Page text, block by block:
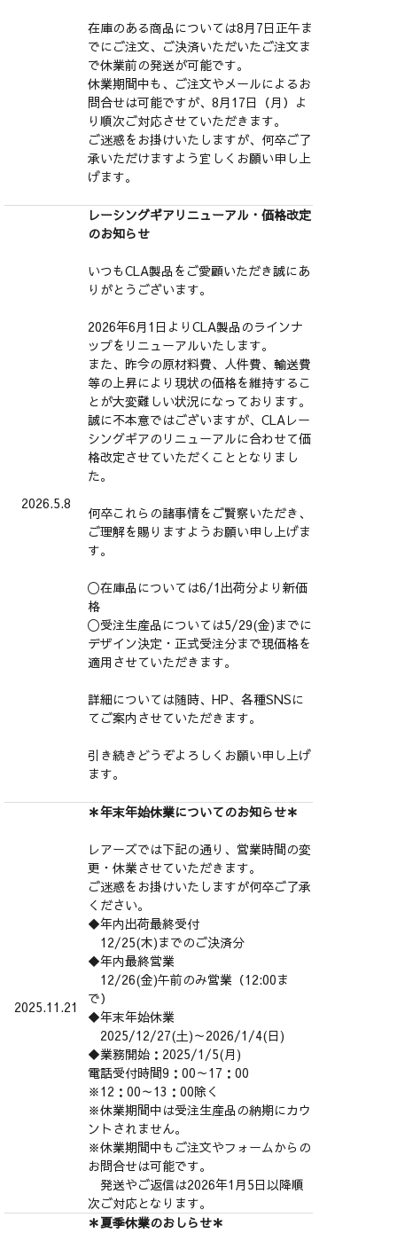
在庫のある商品については8月7日正午ま
でにご注文、ご決済いただいたご注文ま
で休業前の発送が可能です。
休業期間中も、ご注文やメールによるお
問合せは可能ですが、8月17日（月）よ
り順次ご対応させていただきます。
ご迷惑をお掛けいたしますが、何卒ご了
承いただけますよう宜しくお願い申し上
げます。
2026.5.8
レーシングギアリニューアル・価格改定
のお知らせ
いつもCLA製品をご愛顧いただき誠にあ
りがとうございます。
2026年6月1日よりCLA製品のラインナ
ップをリニューアルいたします。
また、昨今の原材料費、人件費、輸送費
等の上昇により現状の価格を維持するこ
とが大変難しい状況になっております。
誠に不本意ではございますが、CLAレー
シングギアのリニューアルに合わせて価
格改定させていただくこととなりまし
た。
何卒これらの諸事情をご賢察いただき、
ご理解を賜りますようお願い申し上げま
す。
〇在庫品については6/1出荷分より新価
格
〇受注生産品については5/29(金)までに
デザイン決定・正式受注分まで現価格を
適用させていただきます。
詳細については随時、HP、各種SNSに
てご案内させていただきます。
引き続きどうぞよろしくお願い申し上げ
ます。
2025.11.21
＊年末年始休業についてのお知らせ＊
レアーズでは下記の通り、営業時間の変
更・休業させていただきます。
ご迷惑をお掛けいたしますが何卒ご了承
ください。
◆年内出荷最終受付
12/25(木)までのご決済分
◆年内最終営業
12/26(金)午前のみ営業（12:00ま
で）
◆年末年始休業
2025/12/27(土)～2026/1/4(日)
◆業務開始：2025/1/5(月)
電話受付時間9：00～17：00
※12：00～13：00除く
※休業期間中は受注生産品の納期にカウ
ントされません。
※休業期間中もご注文やフォームからの
お問合せは可能です。
発送やご返信は2026年1月5日以降順
次ご対応となります。
＊夏季休業のおしらせ＊